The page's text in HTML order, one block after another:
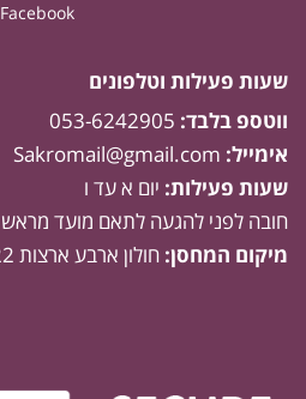
Facebook
שעות פעילות וטלפונים
ווטספ בלבד: 053-6242905
אימייל: Sakromail@gmail.com
שעות פעילות: יום א עד ו
חובה לפני להגעה לתאם מועד מראש
מיקום המחסן: חולון ארבע ארצות 22